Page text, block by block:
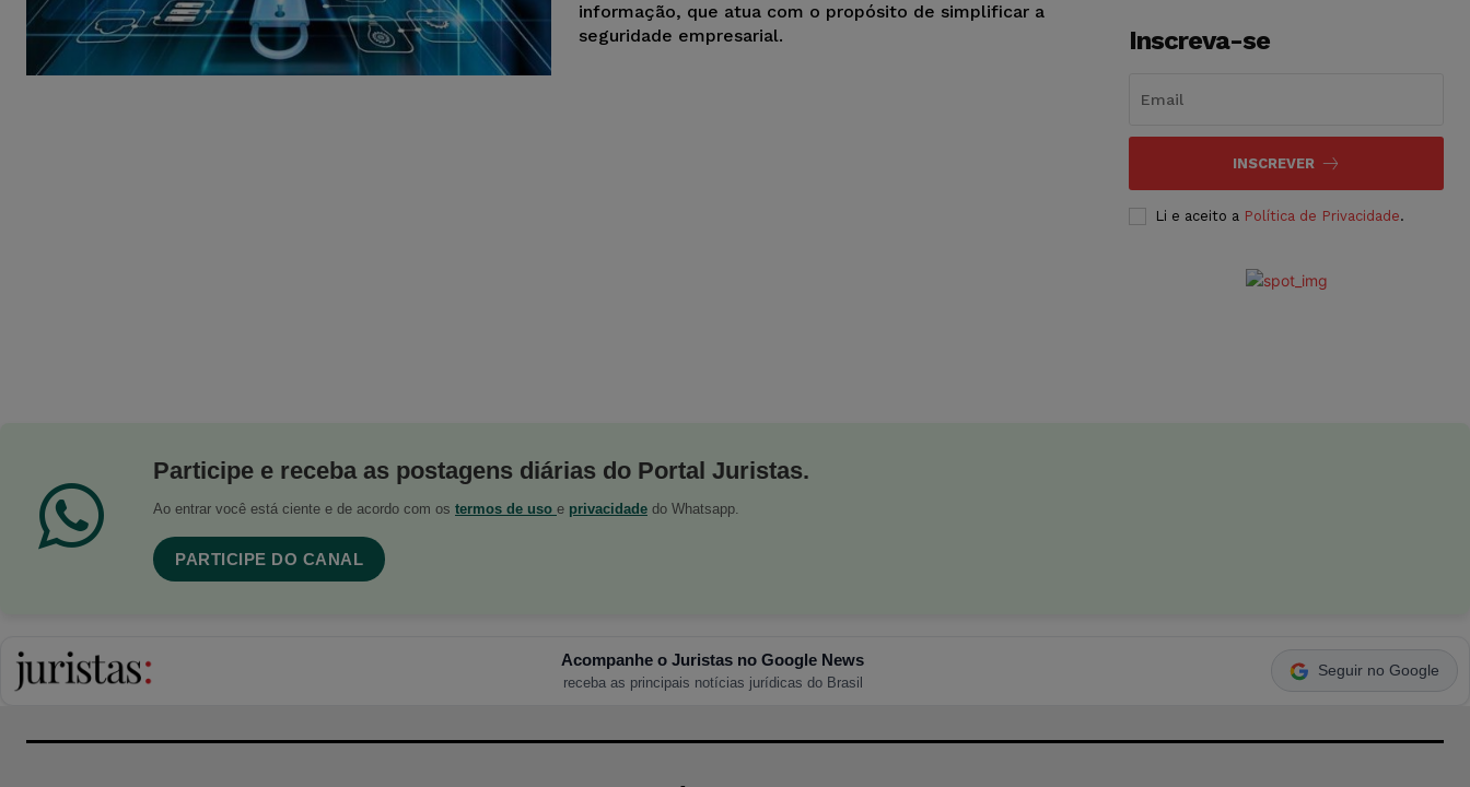
informação, que atua com o propósito de simplificar a
seguridade empresarial.
Inscreva-se
INSCREVER
Li e aceito a Política de Privacidade.
Participe e receba as postagens diárias do Portal Juristas.
Ao entrar você está ciente e de acordo com os termos de uso e privacidade do Whatsapp.
PARTICIPE DO CANAL
Acompanhe o Juristas no Google News
receba as principais notícias jurídicas do Brasil
Seguir no Google